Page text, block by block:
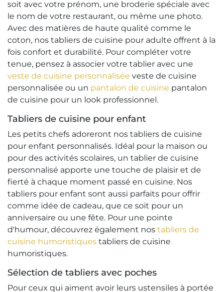
soit avec votre prénom, une broderie spéciale avec
le nom de votre restaurant, ou même une photo.
Avec des matières de haute qualité comme le
coton, nos tabliers de cuisine pour adulte offrent à la
fois confort et durabilité. Pour compléter votre
tenue, pensez à associer votre tablier avec une
veste de cuisine personnalisée veste de cuisine
personnalisée ou un pantalon de cuisine pantalon
de cuisine pour un look professionnel.
Tabliers de cuisine pour enfant
Les petits chefs adoreront nos tabliers de cuisine
pour enfant personnalisés. Idéal pour la maison ou
pour des activités scolaires, un tablier de cuisine
personnalisé apporte une touche de plaisir et de
fierté à chaque moment passé en cuisine. Nos
tabliers pour enfant sont aussi parfaits pour offrir
comme idée de cadeau, que ce soit pour un
anniversaire ou une fête. Pour une pointe
d'humour, découvrez également nos tabliers de
cuisine humoristiques tabliers de cuisine
humoristiques.
Sélection de tabliers avec poches
Pour ceux qui aiment avoir leurs ustensiles à portée